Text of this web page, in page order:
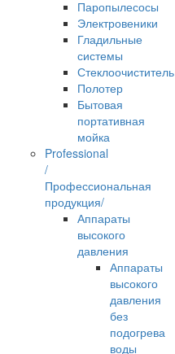
Паропылесосы
Электровеники
Гладильные
системы
Стеклоочиститель
Полотер
Бытовая
портативная
мойка
Professional
/
Профессиональная
продукция/
Аппараты
высокого
давления
Аппараты
высокого
давления
без
подогрева
воды